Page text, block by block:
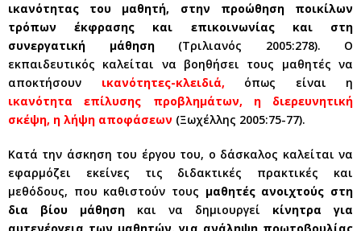
ικανότητας του μαθητή, στην προώθηση ποικίλων
τρόπων έκφρασης και επικοινωνίας και στη
συνεργατική μάθηση(Τριλιανός 2005:278). Ο
εκπαιδευτικός καλείται να βοηθήσει τους μαθητές να
αποκτήσουν ικανότητες-κλειδιά, όπως είναι η
ικανότητα επίλυσης προβλημάτων, η διερευνητική
σκέψη, η λήψη αποφάσεων (Ξωχέλλης 2005:75-77).
Κατά την άσκηση του έργου του, ο δάσκαλος καλείται να
εφαρμόζει εκείνες τις διδακτικές πρακτικές και
μεθόδους, που καθιστούν τους μαθητές ανοιχτούς στη
δια βίου μάθηση και να δημιουργεί κίνητρα για